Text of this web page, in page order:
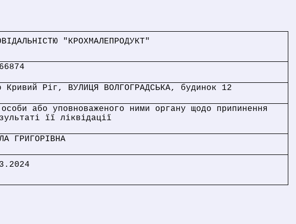
"КРОХМАЛЕПРОДУКТ"
Ріг, ВУЛИЦЯ ВОЛГОГРАДСЬКА, будинок 12
або уповноваженого ними органу щодо припинення
її ліквідації
ГРИГОРІВНА